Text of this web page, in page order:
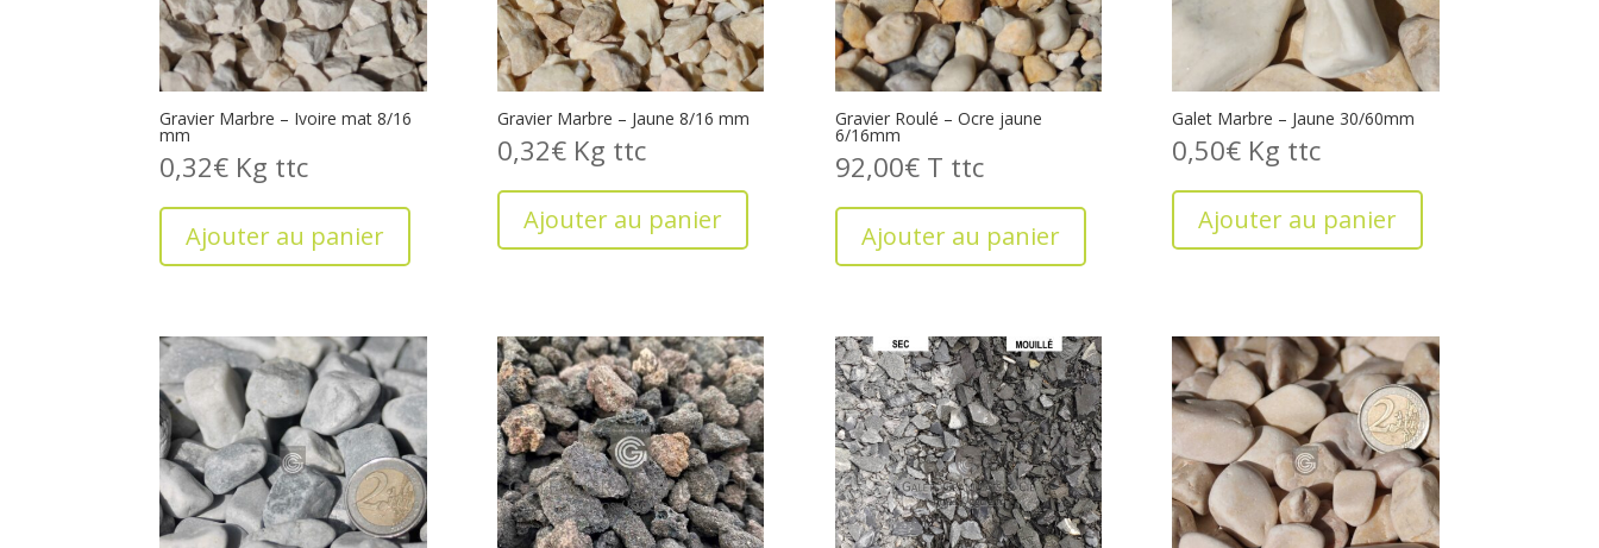
Gravier Marbre – Ivoire mat 8/16
mm
0,32€ Kg
Ajouter au panier
Gravier Marbre – Jaune 8/16 mm
0,32€ Kg
Ajouter au panier
Gravier Roulé – Ocre jaune
6/16mm
92,00€ T
Ajouter au panier
Galet Marbre – Jaune 30/60mm
0,50€ Kg
Ajouter au panier